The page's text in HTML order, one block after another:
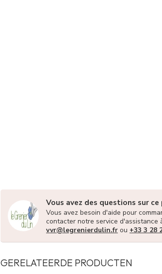
Vous avez des questions sur
Vous avez besoin d'aide pour
contacter notre service d'assistance
vvr@legrenierdulin.fr ou +33 3 28
GERELATEERDE PRODUCTEN